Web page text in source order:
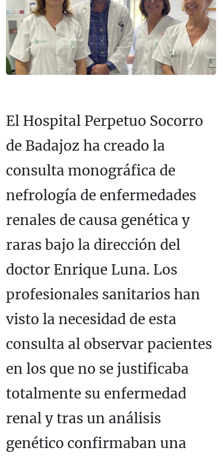
El Hospital Perpetuo Socorro
de Badajoz ha creado la
consulta monográfica de
nefrología de enfermedades
renales de causa genética y
raras bajo la dirección del
doctor Enrique Luna. Los
profesionales sanitarios han
visto la necesidad de esta
consulta al observar pacientes
en los que no se justificaba
totalmente su enfermedad
renal y tras un análisis
genético confirmaban una